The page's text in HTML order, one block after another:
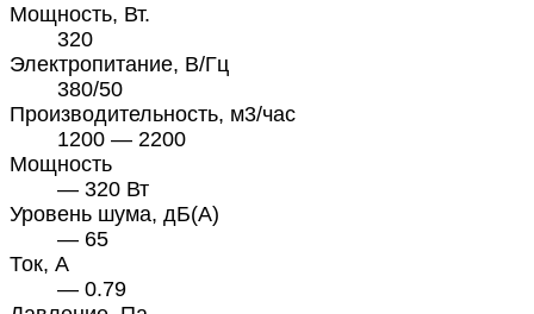
Мощность, Вт.
320
Электропитание, В/Гц
380/50
Производительность, м3/час
1200 — 2200
Мощность
— 320 Вт
Уровень шума, дБ(А)
— 65
Ток, А
— 0.79